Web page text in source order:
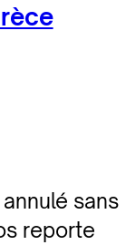
sans
reporte